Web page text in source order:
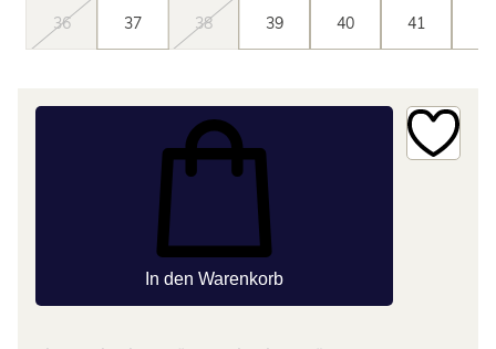
36 37 38 39 40 41
In den Warenkorb